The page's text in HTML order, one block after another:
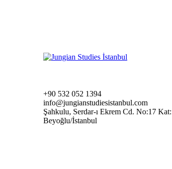
+90 532 052 1394
info@jungianstudiesistanbul.com
Şahkulu, Serdar-ı Ekrem Cd. No:17 Kat:
Beyoğlu/İstanbul